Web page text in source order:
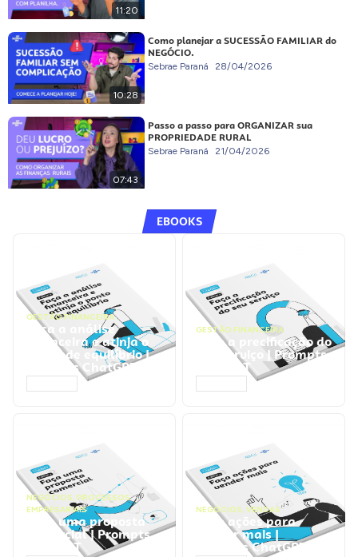
11:20
10:28
Como planejar a SUCESSÃO FAMILIAR do
NEGÓCIO.
Sebrae Paraná 28/04/2026
07:43
Passo a passo para ORGANIZAR sua
PROPRIEDADE RURAL
Sebrae Paraná 21/04/2026
EBOOKS
GESTÃO FINANCEIRA
Faça a análise
financeira e atinja o
ponto de equilíbrio |
Prompts ChatGPT
GESTÃO FINANCEIRA
Faça a precificação do
seu serviço | Prompts
ChatGPT
NEGÓCIOS, PROCESSOS
EMPRESARIAIS
Faça uma proposta
comercial | Prompts
ChatGPT
NEGÓCIOS, VENDAS
Faça ações para
vender mais |
Prompts ChatGPT